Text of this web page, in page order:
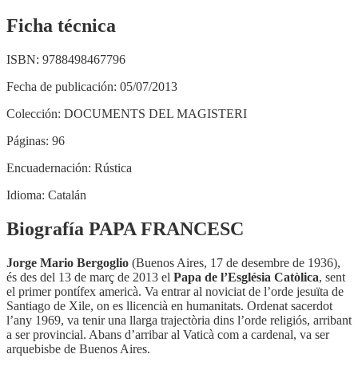
Ficha técnica
ISBN: 9788498467796
Fecha de publicación: 05/07/2013
Colección: DOCUMENTS DEL MAGISTERI
Páginas: 96
Encuadernación: Rústica
Idioma: Catalán
Biografía PAPA FRANCESC
Jorge Mario Bergoglio (Buenos Aires, 17 de desembre de 1936),
és des del 13 de març de 2013 el Papa de l’Església Catòlica, sent
el primer pontífex americà. Va entrar al noviciat de l’orde jesuïta de
Santiago de Xile, on es llicencià en humanitats. Ordenat sacerdot
l’any 1969, va tenir una llarga trajectòria dins l’orde religiós, arribant
a ser provincial. Abans d’arribar al Vaticà com a cardenal, va ser
arquebisbe de Buenos Aires.